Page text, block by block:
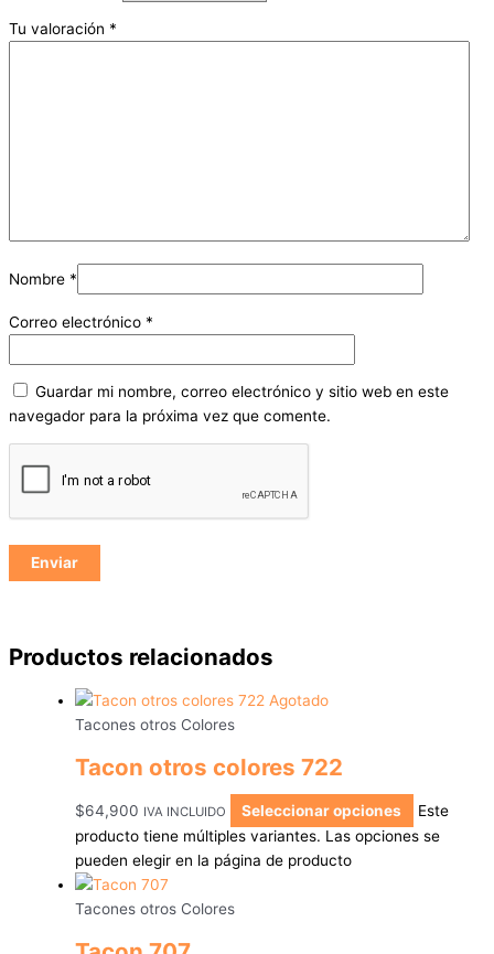
Tu valoración *
Nombre *
Correo electrónico *
Guardar mi nombre, correo electrónico y sitio web en este
navegador para la próxima vez que comente.
Productos relacionados
Agotado
Tacones otros Colores
Tacon otros colores 722
$64,900 IVA INCLUIDO Seleccionar opciones
Este
producto tiene múltiples variantes. Las opciones se
pueden elegir en la página de producto
Tacones otros Colores